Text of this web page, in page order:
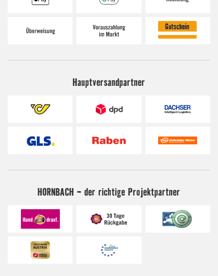
Hauptversandpartner
HORNBACH - der richtige Projektpartner